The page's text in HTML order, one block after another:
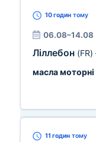
10 годин тому
06.08–14.08
Ліллебон (FR)
масла моторні
11 годин тому